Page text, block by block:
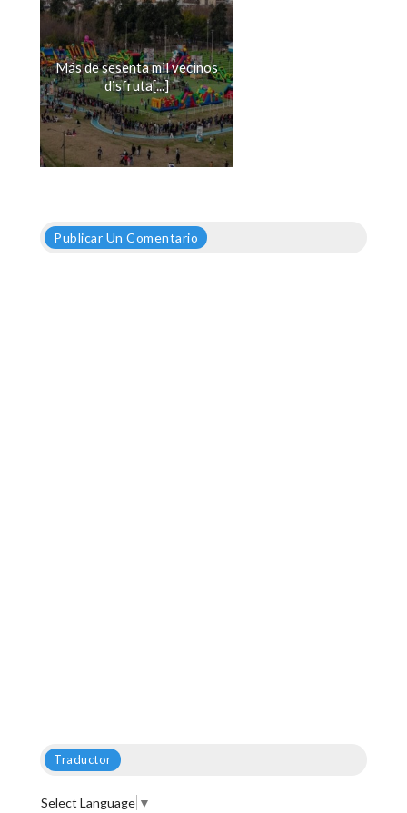
Más de sesenta mil vecinos
disfruta[...]
Publicar Un Comentario
Traductor
Select Language ▼